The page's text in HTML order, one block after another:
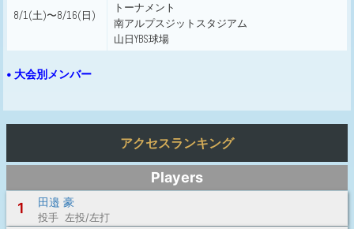
8/1(土)〜8/16(日)
トーナメント
南アルプスジットスタジアム
山日YBS球場
• 大会別メンバー
アクセスランキング
Players
1
田邉 豪
投手 左投/左打